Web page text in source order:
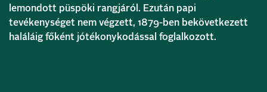
lemondott püspöki rangjáról. Ezután papi
tevékenységet nem végzett, 1879-ben bekövetkezett
haláláig főként jótékonykodással foglalkozott.